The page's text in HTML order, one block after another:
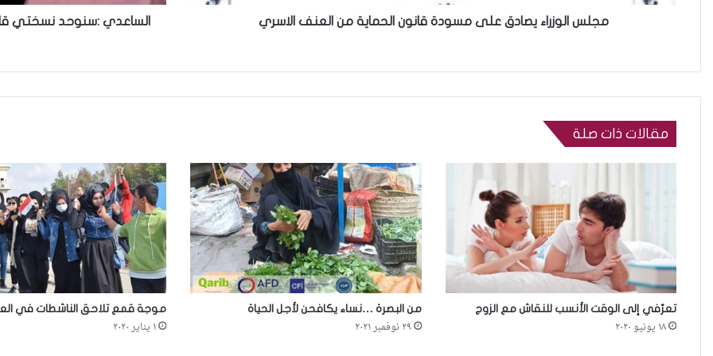
مجلس الوزراء يصادق على مسودة قانون الحماية من العنف الاسري
الساعدي :سنوحد نسختي
مقالات ذات صلة
تعرّفي إلى الوقت الأنسب للنقاش مع الزوج
١٨ يونيو ٢٠٢٠
من البصرة …نساء يكافحن لأجل الحياة
٢٩ نوفمبر ٢٠٢١
موجة قمع تلاحق الناشطات في
١ يناير ٢٠٢٠